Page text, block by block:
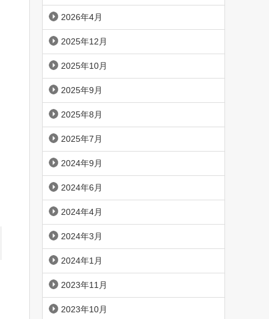
2026年4月
2025年12月
2025年10月
2025年9月
2025年8月
2025年7月
2024年9月
2024年6月
2024年4月
2024年3月
2024年1月
2023年11月
2023年10月